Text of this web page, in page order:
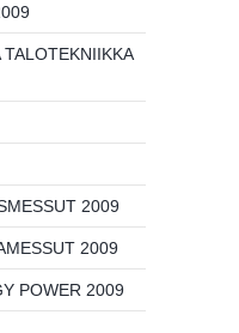
2009
2009
POWER 2009